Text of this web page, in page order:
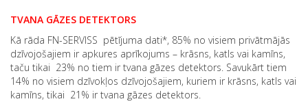
TVANA GĀZES DETEKTORS
Kā rāda FN-SERVISS pētījuma dati*, 85% no visiem privātmājās
dzīvojošajiem ir apkures aprīkojums – krāsns, katls vai kamīns,
taču tikai 23% no tiem ir tvana gāzes detektors. Savukārt tiem
14% no visiem dzīvokļos dzīvojošajiem, kuriem ir krāsns, katls vai
kamīns, tikai 21% ir tvana gāzes detektors.